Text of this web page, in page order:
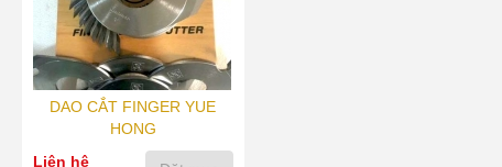
DAO CẮT FINGER YUE
HONG
Liên hệ